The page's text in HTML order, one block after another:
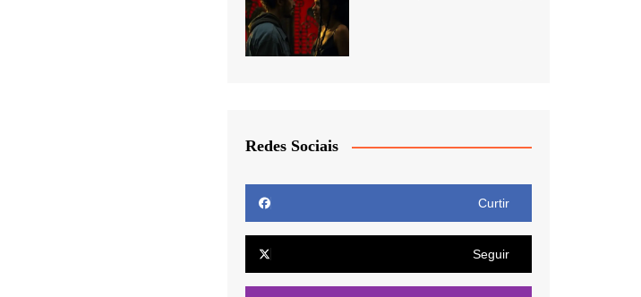
Redes Sociais
Curtir
Seguir